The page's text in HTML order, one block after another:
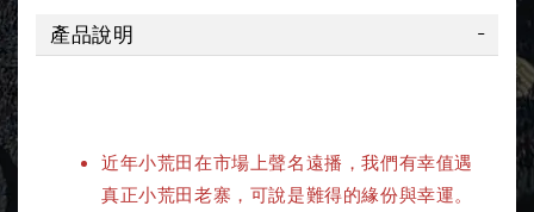
產品說明
近年小荒田在市場上聲名遠播 ，我們有幸值遇
真正小荒田老寨，可說是難得的緣份與幸運。